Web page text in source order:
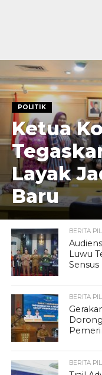
POLITIK
Ketua
Layak
Baru
BERITA
Luwu
BERITA
BERITA